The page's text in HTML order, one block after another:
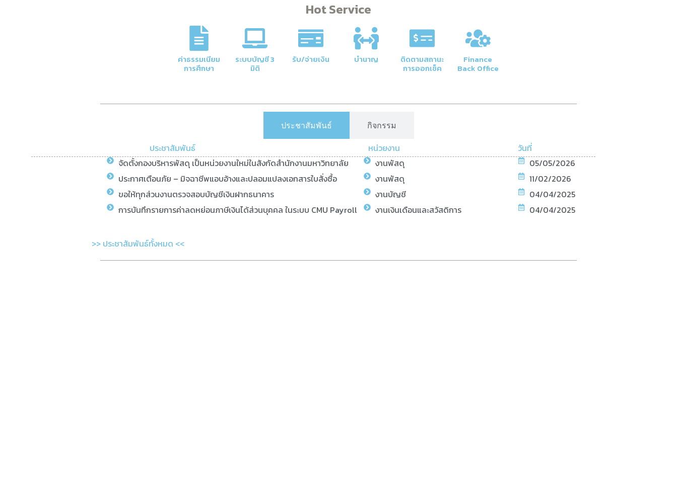
ข่าวสารและอัปเดตล่าสุด
แจ้งประกาศสำคัญ เช่น วันหยุดราชการ กำหนดการเบิก
ข่าวประชาสัมพันธ์
Hot Service
ค่าธรรมเนียม
การศึกษา
ระบบบัญชี 3
มิติ
รับ/จ่ายเงิน บำนาญ ติดตามสถานะ
การออกเช็ค
Finance
Back Office
ประชาสัมพันธ์ กิจกรรม
ประชาสัมพันธ์ หน่วยงาน
วันที่
จัดตั้งกองบริหารพัสดุ เป็นหน่วยงานใหม่ในสังกัดสำนักงานมหาวิทยาลัย
งานพัสดุ
05/05/2026
ประกาศเตือนภัย – มิจฉาชีพแอบอ้างและปลอมแปลงเอกสารใบสั่งซื้อ
งานพัสดุ
11/02/2026
ขอให้ทุกส่วนงานตรวจสอบบัญชีเงินฝากธนาคาร
งานบัญชี
04/04/2025
การบันทึกรายการค่าลดหย่อนภาษีเงินได้ส่วนบุคคล ในระบบ CMU Payroll
งานเงินเดือนและสวัสดิการ 04/04/2025
>> ประชาสัมพันธ์ทั้งหมด <<